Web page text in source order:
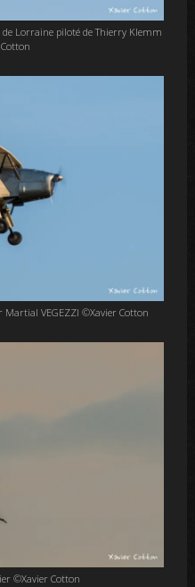
de Lorraine piloté de Thierry Klemm
Martial VEGEZZI ©Xavier Cotton
©Xavier Cotton